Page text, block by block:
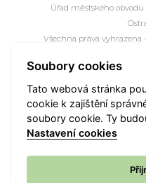
Úřad městského
Všechna práva vyhrazena
Webové stránky jsou ve
Mapa portálu
Soubory cookies
Tato webová stránka
cookie k zajištění
soubory cookie. Ty
Nastavení cookies